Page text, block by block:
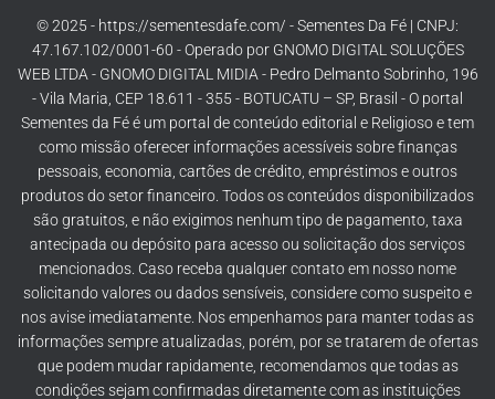
© 2025 - https://sementesdafe.com/ - Sementes Da Fé | CNPJ:
47.167.102/0001-60 - Operado por GNOMO DIGITAL SOLUÇÕES
WEB LTDA - GNOMO DIGITAL MIDIA - Pedro Delmanto Sobrinho, 196
- Vila Maria, CEP 18.611 - 355 - BOTUCATU – SP, Brasil - O portal
Sementes da Fé é um portal de conteúdo editorial e Religioso e tem
como missão oferecer informações acessíveis sobre finanças
pessoais, economia, cartões de crédito, empréstimos e outros
produtos do setor financeiro. Todos os conteúdos disponibilizados
são gratuitos, e não exigimos nenhum tipo de pagamento, taxa
antecipada ou depósito para acesso ou solicitação dos serviços
mencionados. Caso receba qualquer contato em nosso nome
solicitando valores ou dados sensíveis, considere como suspeito e
nos avise imediatamente. Nos empenhamos para manter todas as
informações sempre atualizadas, porém, por se tratarem de ofertas
que podem mudar rapidamente, recomendamos que todas as
condições sejam confirmadas diretamente com as instituições